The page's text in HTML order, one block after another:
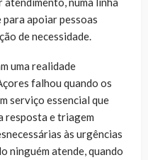
apoiar pessoas
de necessidade.
uma realidade
falhou quando os
serviço essencial que
resposta e triagem
às urgências
ninguém atende, quando